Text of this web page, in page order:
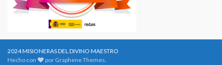
2024 MISIONERAS DEL DIVINO MAESTRO
Hecho con
por Graphene Themes.